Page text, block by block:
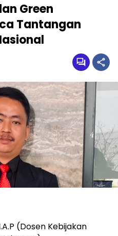
Green
Tantangan
(Dosen Kebijakan